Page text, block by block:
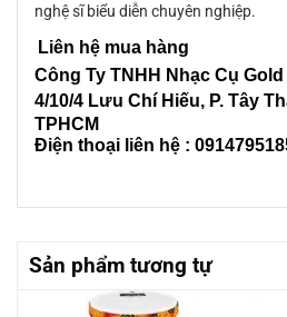
nghệ sĩ biểu diễn chuyên nghiệp.
Liên hệ mua hàng
Công Ty TNHH Nhạc Cụ
4/10/4 Lưu Chí Hiếu, P. Tây
TPHCM
Điện thoại liên hệ :
Sản phẩm tương tự